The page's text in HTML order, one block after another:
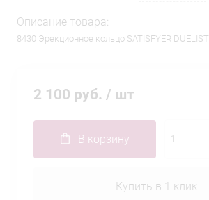
Описание товара:
8430 Эрекционное кольцо SATISFYER DUELIST
2 100 руб. / шт
В корзину
Купить в 1 клик